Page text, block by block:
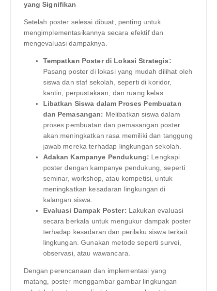
yang Signifikan
Setelah poster selesai dibuat, penting untuk
mengimplementasikannya secara efektif dan
mengevaluasi dampaknya.
Tempatkan Poster di Lokasi Strategis:
Pasang poster di lokasi yang mudah dilihat oleh
siswa dan staf sekolah, seperti di koridor,
kantin, perpustakaan, dan ruang kelas.
Libatkan Siswa dalam Proses Pembuatan
dan Pemasangan: Melibatkan siswa dalam
proses pembuatan dan pemasangan poster
akan meningkatkan rasa memiliki dan tanggung
jawab mereka terhadap lingkungan sekolah.
Adakan Kampanye Pendukung: Lengkapi
poster dengan kampanye pendukung, seperti
seminar, workshop, atau kompetisi, untuk
meningkatkan kesadaran lingkungan di
kalangan siswa.
Evaluasi Dampak Poster: Lakukan evaluasi
secara berkala untuk mengukur dampak poster
terhadap kesadaran dan perilaku siswa terkait
lingkungan. Gunakan metode seperti survei,
observasi, atau wawancara.
Dengan perencanaan dan implementasi yang
matang, poster menggambar gambar lingkungan